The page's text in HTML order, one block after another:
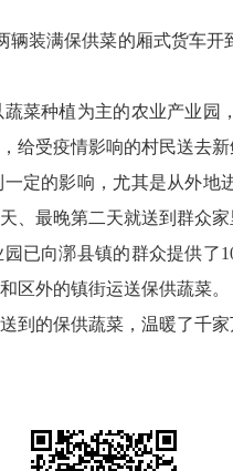
辆装满保供菜的厢式货车
菜种植为主的农业产业园
给受疫情影响的村民送去新
定的影响，尤其是从外地
、最晚第二天就送到群众家
已向漷县镇的群众提供了
区外的镇街运送保供蔬菜。
到的保供蔬菜，温暖了千家